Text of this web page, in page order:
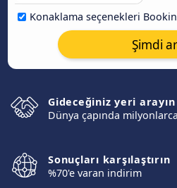
Konaklama seçenekleri
Şimdi
Gideceğiniz yeri arayın
Dünya çapında
Sonuçları karşılaştırın
%70'e varan indirim